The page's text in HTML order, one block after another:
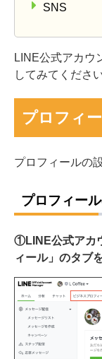
SNS
LINE公式アカ
してみてください
プロフィ
プロフィールの
プロフィー
①LINE公式アカ
ィール」のタブ